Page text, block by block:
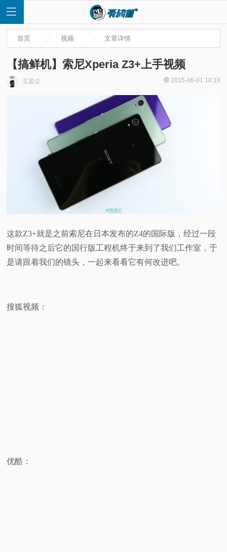
视
首页 视频 文章详情
【搞鲜机】索尼Xperia Z3+上手视频
王若尘 2015-06-01 18:18
这款Z3+就是之前索尼在日本发布的Z4的国际版，经过一段
时间等待之后它的国行版工程机终于来到了我们工作室，于
是请跟着我们的镜头，一起来看看它有何改进吧。
搜狐视频：
优酷：